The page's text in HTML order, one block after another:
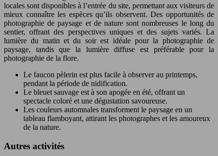
locales sont disponibles à l’entrée du site, permettant aux visiteurs de
mieux connaître les espèces qu’ils observent. Des opportunités de
photographie de paysage et de nature sont nombreuses le long du
sentier, offrant des perspectives uniques et des sujets variés. La
lumière du matin et du soir est idéale pour la photographie de
paysage, tandis que la lumière diffuse est préférable pour la
photographie de la flore.
Le faucon pèlerin est plus facile à observer au printemps,
pendant la période de nidification.
Le bleuet sauvage est à son apogée en été, offrant un
spectacle coloré et une dégustation savoureuse.
Les couleurs automnales transforment le paysage en un
tableau flamboyant, attirant les photographes et les amoureux
de la nature.
Autres activités